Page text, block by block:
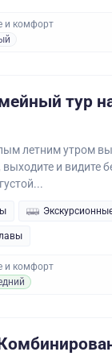
и комфорт
тур
летним утром вы
и видите
и комфорт